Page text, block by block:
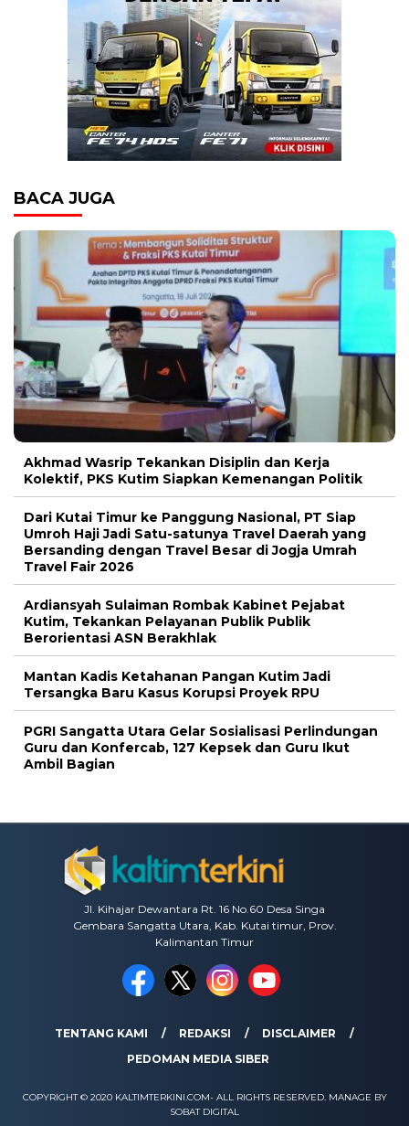
BACA JUGA
Akhmad Wasrip Tekankan Disiplin dan Kerja
Kolektif, PKS Kutim Siapkan Kemenangan Politik
Dari Kutai Timur ke Panggung Nasional, PT Siap
Umroh Haji Jadi Satu-satunya Travel Daerah yang
Bersanding dengan Travel Besar di Jogja Umrah
Travel Fair 2026
Ardiansyah Sulaiman Rombak Kabinet Pejabat
Kutim, Tekankan Pelayanan Publik Publik
Berorientasi ASN Berakhlak
Mantan Kadis Ketahanan Pangan Kutim Jadi
Tersangka Baru Kasus Korupsi Proyek RPU
PGRI Sangatta Utara Gelar Sosialisasi Perlindungan
Guru dan Konfercab, 127 Kepsek dan Guru Ikut
Ambil Bagian
Jl. Kihajar Dewantara Rt. 16 No.60 Desa Singa
Gembara Sangatta Utara, Kab. Kutai timur, Prov.
Kalimantan Timur
TENTANG KAMI REDAKSI
DISCLAIMER
PEDOMAN MEDIA SIBER
COPYRIGHT © 2020 KALTIMTERKINI.COM- ALL RIGHTS RESERVED. MANAGE BY
SOBAT DIGITAL